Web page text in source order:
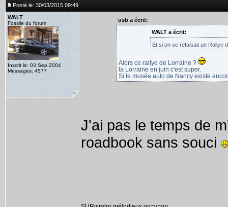
Posté le: 30/03/2015 09:49
WALT
Fossile du forum
Inscrit le: 03 Sep 2004
Messages: 4577
usb a écrit:
WALT a écrit:
Et si on se refaisait un Rallye
Alors ce rallye de Lorraine ?
la Lorraine en juin c'est super.
Si le musée auto de Nancy existe
J'ai pas le temps de
roadbook sans souci